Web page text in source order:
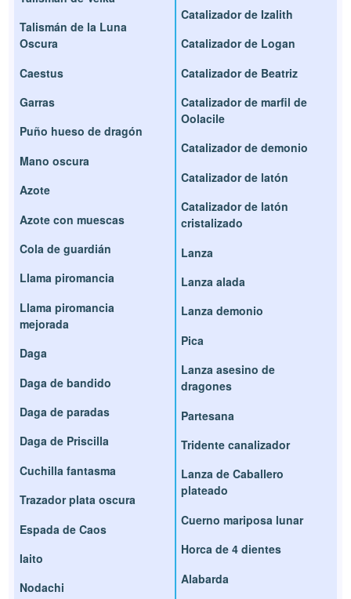
Talismán de la Luna
Oscura
Caestus
Garras
Puño hueso de dragón
Mano oscura
Azote
Azote con muescas
Cola de guardián
Llama piromancia
Llama piromancia
mejorada
Daga
Daga de bandido
Daga de paradas
Daga de Priscilla
Cuchilla fantasma
Trazador plata oscura
Espada de Caos
Iaito
Nodachi
Catalizador de Izalith
Catalizador de Logan
Catalizador de Beatriz
Catalizador de marfil de
Oolacile
Catalizador de demonio
Catalizador de latón
Catalizador de latón
cristalizado
Lanza
Lanza alada
Lanza demonio
Pica
Lanza asesino de
dragones
Partesana
Tridente canalizador
Lanza de Caballero
plateado
Cuerno mariposa lunar
Horca de 4 dientes
Alabarda